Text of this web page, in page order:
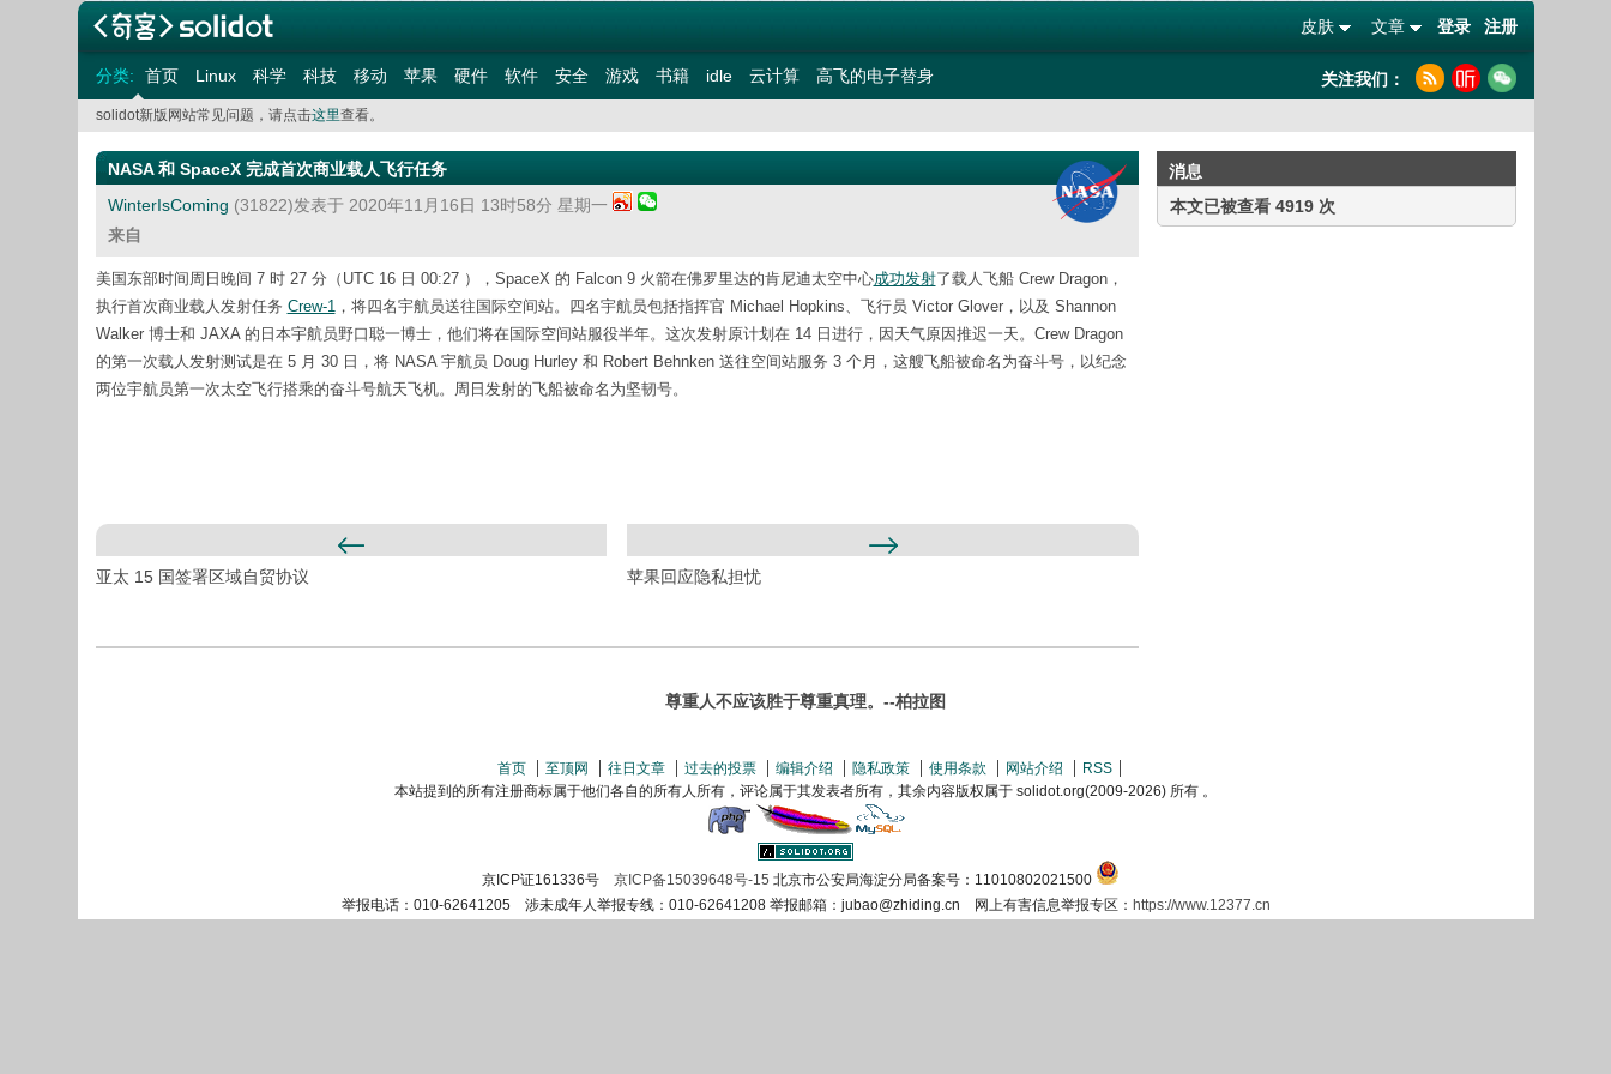
登录 注册
文章
皮肤
分类: 首页 Linux 科学 科技 移动 苹果 硬件 软件 安全 游戏 书籍 idle 云计算 高飞的电子替身 关注我们：
solidot新版网站常见问题，请点击这里查看。
消息
本文已被查看 4919 次
NASA 和 SpaceX 完成首次商业载人飞行任务
WinterIsComing (31822)发表于 2020年11月16日 13时58分 星期一
来自
美国东部时间周日晚间 7 时 27 分（UTC 16 日 00:27 ），SpaceX 的 Falcon 9 火箭在佛罗里达的肯尼迪太空中心成功发射了载人飞船 Crew Dragon，
执行首次商业载人发射任务 Crew-1，将四名宇航员送往国际空间站。四名宇航员包括指挥官 Michael Hopkins、飞行员 Victor Glover，以及 Shannon
Walker 博士和 JAXA 的日本宇航员野口聪一博士，他们将在国际空间站服役半年。这次发射原计划在 14 日进行，因天气原因推迟一天。Crew Dragon
的第一次载人发射测试是在 5 月 30 日，将 NASA 宇航员 Doug Hurley 和 Robert Behnken 送往空间站服务 3 个月，这艘飞船被命名为奋斗号，以纪念
两位宇航员第一次太空飞行搭乘的奋斗号航天飞机。周日发射的飞船被命名为坚韧号。
亚太 15 国签署区域自贸协议 苹果回应隐私担忧
尊重人不应该胜于尊重真理。--柏拉图
首页 至顶网 往日文章 过去的投票 编辑介绍 隐私政策 使用条款 网站介绍
RSS
本站提到的所有注册商标属于他们各自的所有人所有，评论属于其发表者所有，其余内容版权属于 solidot.org(2009-2026) 所有 。
京ICP证161336号 京ICP备15039648号-15 北京市公安局海淀分局备案号：11010802021500
举报电话：010-62641205 涉未成年人举报专线：010-62641208 举报邮箱：jubao@zhiding.cn 网上有害信息举报专区： https://www.12377.cn